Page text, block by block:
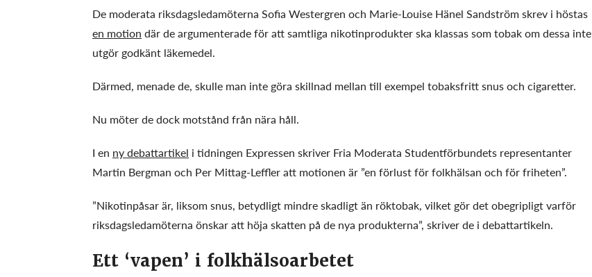
De moderata riksdagsledamöterna Sofia Westergren och Marie-Louise Hänel Sandström skrev i höstas
en motion där de argumenterade för att samtliga nikotinprodukter ska klassas som tobak om dessa inte
utgör godkänt läkemedel.
Därmed, menade de, skulle man inte göra skillnad mellan till exempel tobaksfritt snus och cigaretter.
Nu möter de dock motstånd från nära håll.
I en ny debattartikel i tidningen Expressen skriver Fria Moderata Studentförbundets representanter
Martin Bergman och Per Mittag-Leffler att motionen är ”en förlust för folkhälsan och för friheten”.
”Nikotinpåsar är, liksom snus, betydligt mindre skadligt än röktobak, vilket gör det obegripligt varför
riksdagsledamöterna önskar att höja skatten på de nya produkterna”, skriver de i debattartikeln.
Ett ‘vapen’ i folkhälsoarbetet